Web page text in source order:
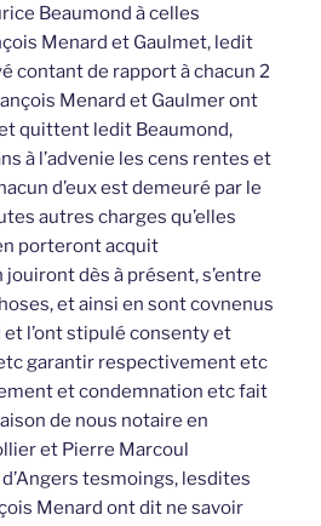
Beaumond à celles
Menard et Gaulmet, ledit
contant de rapport à chacun 2
Menard et Gaulmer ont
quittent ledit Beaumond,
à l’advenie les cens rentes et
d’eux est demeuré par le
autres charges qu’elles
porteront acquit
dès à présent, s’entre
et ainsi en sont covnenus
l’ont stipulé consenty et
garantir respectivement etc
et condemnation etc fait
de nous notaire en
et Pierre Marcoul
tesmoings, lesdites
Menard ont dit ne savoir